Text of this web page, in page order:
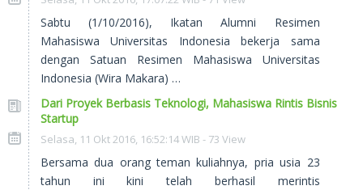
Sabtu (1/10/2016), Ikatan Alumni Resimen
Mahasiswa Universitas Indonesia bekerja sama
dengan Satuan Resimen Mahasiswa Universitas
Indonesia (Wira Makara) …
Dari Proyek Berbasis Teknologi, Mahasiswa Rintis Bisnis
Startup
Selasa, 11 Okt 2016, 16:52:14 WIB - 73 View
Bersama dua orang teman kuliahnya, pria usia 23
tahun ini kini telah berhasil merintis